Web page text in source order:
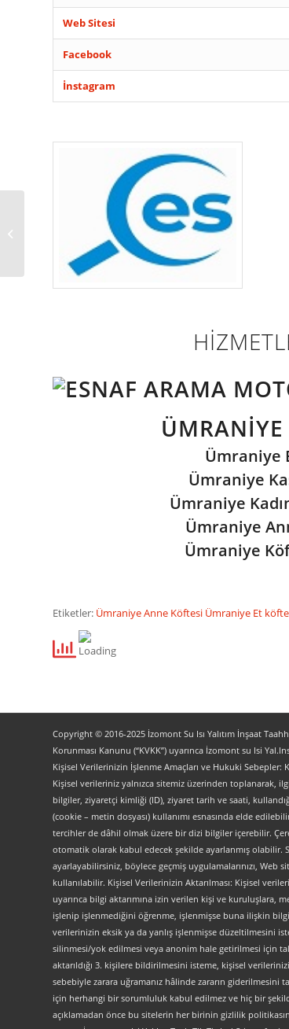
Web Sitesi
Facebook
İnstagram
ÜMRANIYE
Ümraniye
Ümraniye
Ümraniye
Ümraniye
Ümraniye
Etiketler: Ümraniye Anne Köftesi Ümraniye Et köfte
Copyright © 2016-2025 İzomont Su Isı Yalıtım İnşaat
Korunması Kanunu (“KVKK”) uyarınca İzomont su Isi
Kişisel Verilerinizin İşlenme Amaçları ve Hukuki Sebepler:
Kişisel verileriniz yalnızca sitemiz üzerinden toplanarak,
bilgiler, ziyaretçi kimliği (ID), ziyaret tarih ve saati,
(cookie – metin dosyası) kullanımı esnasında elde
tercihler de dâhil olmak üzere bir dizi bilgiler içerebilir.
otomatik olarak kabul edecek şekilde ayarlanmış olabilir.
ayarlayabilirsiniz, böylece geçmiş uygulamalarınızı,
kullanılabilir. Kişisel Verilerinizin Aktarılması: Kişisel
uyarınca bilgi aktarımına izin verilen kişi ve kuruluşlara,
işlenip işlenmediğini öğrenme, işlenmişse buna ilişkin bilgi
verilerinizin eksik ya da yanlış işlenmişse düzeltilmesini
silinmesi/yok edilmesi veya anonim hale getirilmesi için
aktarıldığı 3. kişilere bildirilmesini isteme, kişisel
sebebiyle zarara uğramanız hâlinde zararın
için herhangi bir sorumluluk kabul edilmez ve hiç bir
açıklamadan önce bu sitelerin her birinin gizlilik
KADIKÖY KÖFTECİ